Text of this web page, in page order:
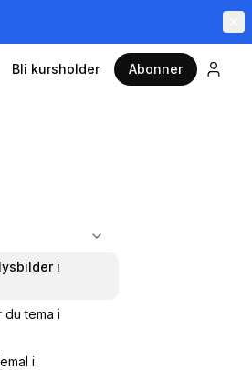
Bli kursholder Abonner
i
tema i
i